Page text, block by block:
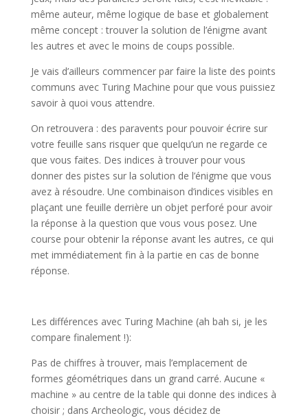
même auteur, même logique de base et globalement
même concept : trouver la solution de l’énigme avant
les autres et avec le moins de coups possible.
Je vais d’ailleurs commencer par faire la liste des points
communs avec Turing Machine pour que vous puissiez
savoir à quoi vous attendre.
On retrouvera : des paravents pour pouvoir écrire sur
votre feuille sans risquer que quelqu’un ne regarde ce
que vous faites. Des indices à trouver pour vous
donner des pistes sur la solution de l’énigme que vous
avez à résoudre. Une combinaison d’indices visibles en
plaçant une feuille derrière un objet perforé pour avoir
la réponse à la question que vous vous posez. Une
course pour obtenir la réponse avant les autres, ce qui
met immédiatement fin à la partie en cas de bonne
réponse.
Les différences avec Turing Machine (ah bah si, je les
compare finalement !):
Pas de chiffres à trouver, mais l’emplacement de
formes géométriques dans un grand carré. Aucune «
machine » au centre de la table qui donne des indices à
choisir ; dans Archeologic, vous décidez de